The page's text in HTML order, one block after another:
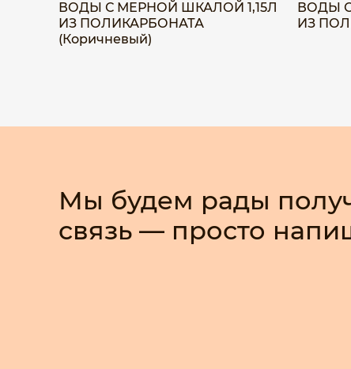
ВОДЫ С МЕРНОЙ ШКАЛОЙ 1,15Л
ИЗ ПОЛИКАРБОНАТА
(Коричневый)
ВОДЫ
ИЗ
Мы будем рады
связь — просто